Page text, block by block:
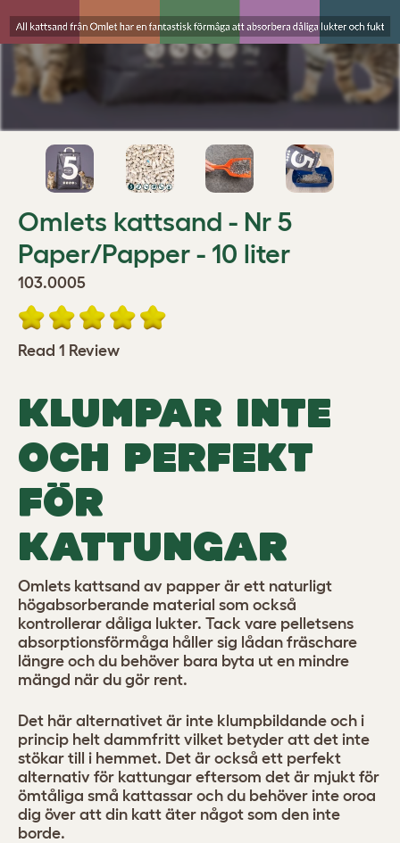
Omlets kattsand - Nr 5
Paper/Papper - 10 liter
103.0005
Read 1 Review
KLUMPAR INTE
OCH PERFEKT
FÖR
KATTUNGAR
Omlets kattsand av papper är ett naturligt
högabsorberande material som också
kontrollerar dåliga lukter. Tack vare pelletsens
absorptionsförmåga håller sig lådan fräschare
längre och du behöver bara byta ut en mindre
mängd när du gör rent.
Det här alternativet är inte klumpbildande och i
princip helt dammfritt vilket betyder att det inte
stökar till i hemmet. Det är också ett perfekt
alternativ för kattungar eftersom det är mjukt för
ömtåliga små kattassar och du behöver inte oroa
dig över att din katt äter något som den inte
borde.